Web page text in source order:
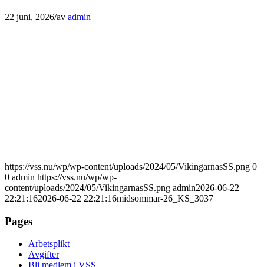
22 juni, 2026/av admin
https://vss.nu/wp/wp-content/uploads/2024/05/VikingarnasSS.png 0
0 admin https://vss.nu/wp/wp-
content/uploads/2024/05/VikingarnasSS.png admin2026-06-22
22:21:162026-06-22 22:21:16midsommar-26_KS_3037
Pages
Arbetsplikt
Avgifter